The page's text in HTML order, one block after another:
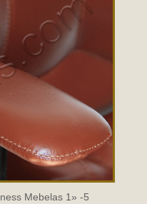
Mebelas 1» -5